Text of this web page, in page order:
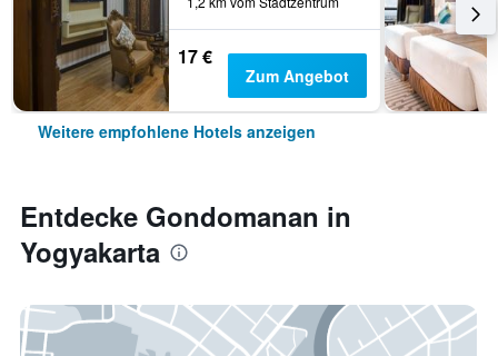
17 €
Zum Angebot
Weitere empfohlene Hotels anzeigen
Entdecke Gondomanan in
Yogyakarta